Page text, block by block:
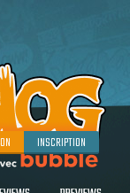
INSCRIPTION